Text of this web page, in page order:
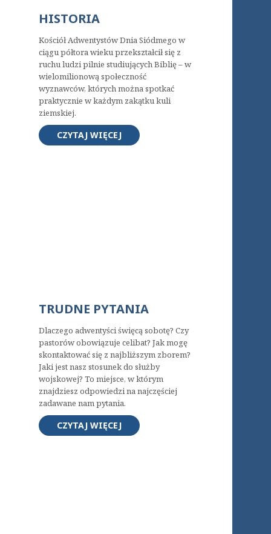
HISTORIA
Kościół Adwentystów Dnia Siódmego w
ciągu półtora wieku przekształcił się z
ruchu ludzi pilnie studiujących Biblię – w
wielomilionową społeczność
wyznawców, których można spotkać
praktycznie w każdym zakątku kuli
ziemskiej.
CZYTAJ WIĘCEJ
TRUDNE PYTANIA
Dlaczego adwentyści święcą sobotę? Czy
pastorów obowiązuje celibat? Jak mogę
skontaktować się z najbliższym zborem?
Jaki jest nasz stosunek do służby
wojskowej? To miejsce, w którym
znajdziesz odpowiedzi na najczęściej
zadawane nam pytania.
CZYTAJ WIĘCEJ